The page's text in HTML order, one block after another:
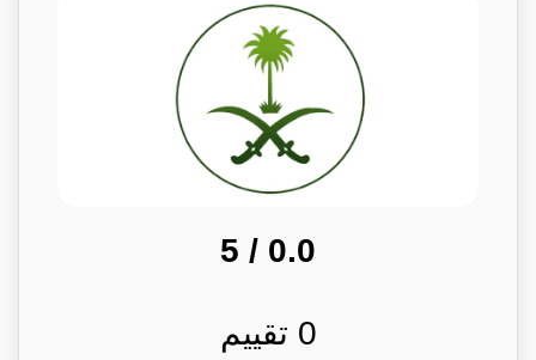
0.0
/ 5
0 تقييم